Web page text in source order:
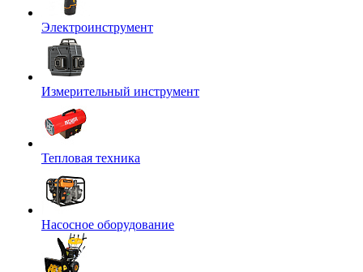
Электроинструмент
Измерительный инструмент
Тепловая техника
Насосное оборудование